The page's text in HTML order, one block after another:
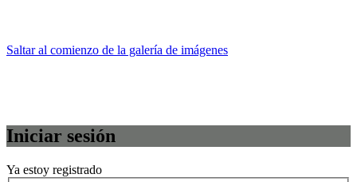
Saltar al comienzo de la galería de imágenes
Iniciar sesión
Ya estoy registrado